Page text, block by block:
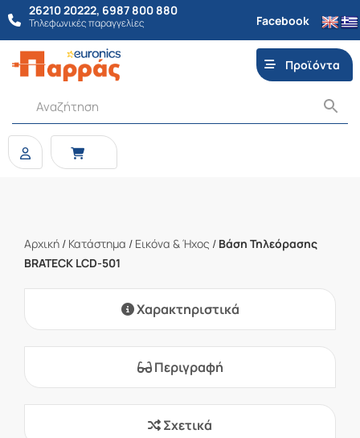
26210 20222, 6987 800 880
Τηλεφωνικές παραγγελίες Facebook
Προϊόντα
Αρχική / Κατάστημα / Εικόνα & Ήχος / Βάση Τηλεόρασης
BRATECK LCD-501
Χαρακτηριστικά
Περιγραφή
Σχετικά